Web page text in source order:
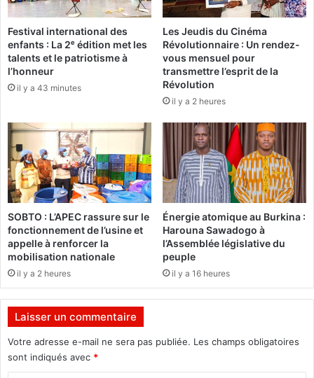
m
i
n
t
o
n
B
u
r
k
i
a
r
t
s
d
a
n
s
n
d
o
u
b
l
a
t
e
t
t
-
s
u
Festival international des
enfants : La 2ᵉ édition met les
talents et le patriotisme à
l’honneur
il y a 43 minutes
Les Jeudis du Cinéma
Révolutionnaire : Un rendez-
vous mensuel pour
transmettre l’esprit de la
Révolution
il y a 2 heures
SOBTO : L’APEC rassure sur le
fonctionnement de l’usine et
appelle à renforcer la
mobilisation nationale
il y a 2 heures
Énergie atomique au Burkina :
Harouna Sawadogo à
l’Assemblée législative du
peuple
il y a 16 heures
Laisser un commentaire
Votre adresse e-mail ne sera pas publiée. Les champs obligatoires
sont indiqués avec *